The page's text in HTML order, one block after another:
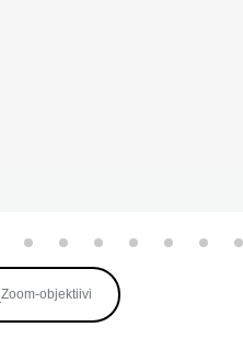
Zoom-objektiivi